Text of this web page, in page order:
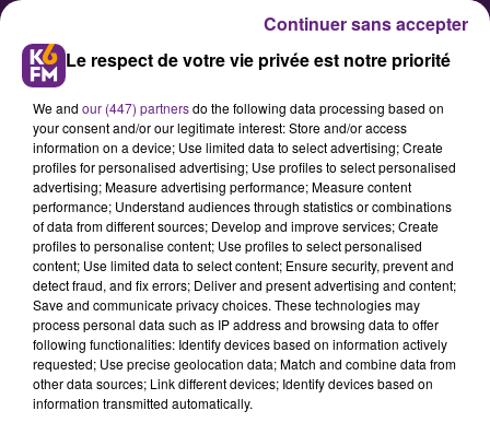
La péniche Cancale fête ses 10
ans
A l’occasion de son 10eme
anniversaire, la péniche Cancale
organise cette semaine toute une
série d’animations et de concerts.
Le respect de votre vie privée est notre priorité
We and our (447) partnersdo the following data processing based on
your consent and/or our legitimate interest: Store and/or access
information on a device; Use limited data to select advertising; Create
profiles for personalised advertising; Use profiles to select personalised
advertising; Measure advertising performance; Measure content
performance; Understand audiences through statistics or combinations
of data from different sources; Develop and improve services; Create
profiles to personalise content; Use profiles to select personalised
content; Use limited data to select content; Ensure security, prevent and
detect fraud, and fix errors; Deliver and present advertising and content;
Save and communicate privacy choices. These technologies may
process personal data such as IP address and browsing data to offer
following functionalities: Identify devices based on information actively
requested; Use precise geolocation data; Match and combine data from
other data sources; Link different devices; Identify devices based on
information transmitted automatically.
Continuer sans accepter